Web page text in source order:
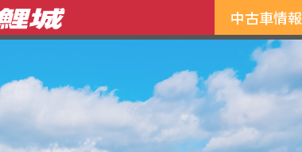
中古車情報